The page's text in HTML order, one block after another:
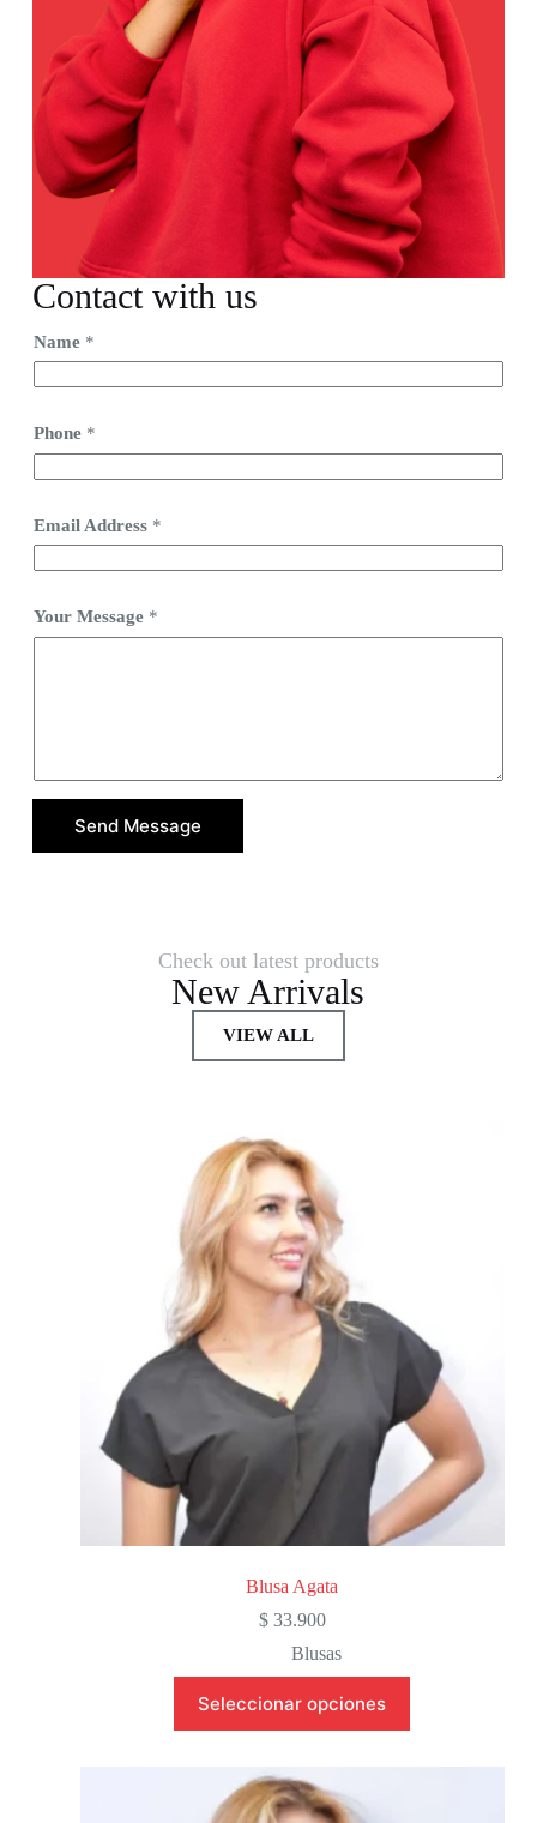
Contact with us
Name *
Phone *
Email Address *
Your Message *
Send Message
Check out latest products
New Arrivals
VIEW ALL
Blusa Agata
$33.900
Blusas
Seleccionar opciones